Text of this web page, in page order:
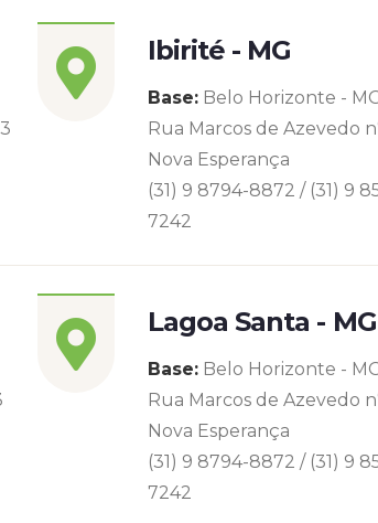
Ibirité - MG
Base: Belo Horizonte -
Rua Marcos de Azevedo
Nova Esperança
(31) 9 8794-8872 / (31) 9
7242
Lagoa Santa - MG
Base: Belo Horizonte -
Rua Marcos de Azevedo
Nova Esperança
(31) 9 8794-8872 / (31) 9
7242